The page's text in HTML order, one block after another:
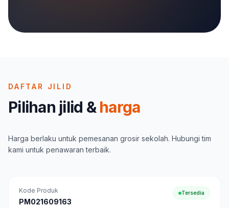
DAFTAR JILID
Pilihan jilid &harga
Harga berlaku untuk pemesanan grosir sekolah. Hubungi tim
kami untuk penawaran terbaik.
Kode Produk
PM021609163
Tersedia